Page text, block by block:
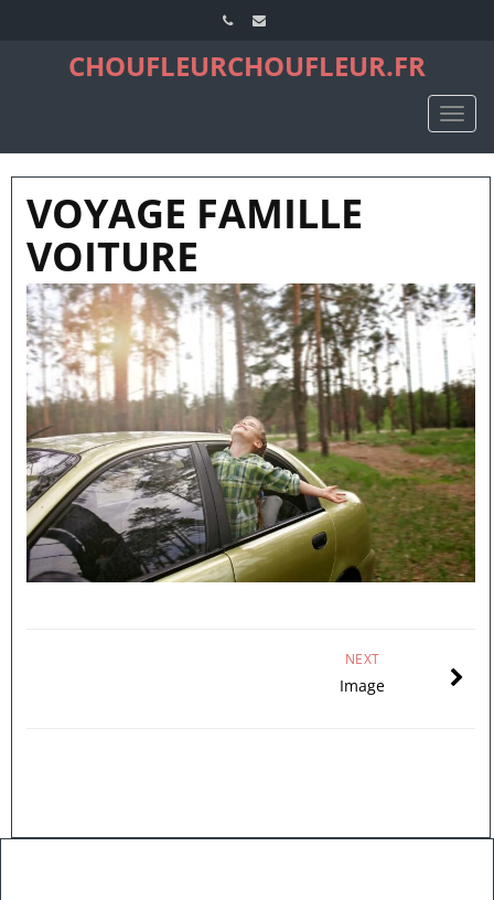
CHOUFLEURCHOUFLEUR.FR
VOYAGE FAMILLE
VOITURE
NEXT
Image